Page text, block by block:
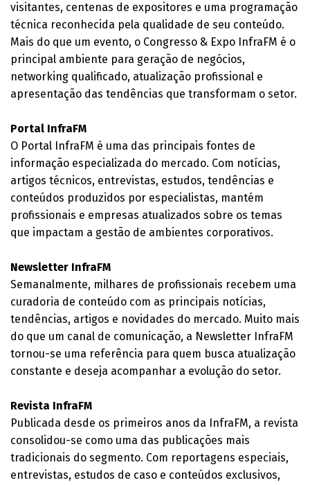
visitantes, centenas de expositores e uma programação
técnica reconhecida pela qualidade de seu conteúdo.
Mais do que um evento, o Congresso & Expo InfraFM é o
principal ambiente para geração de negócios,
networking qualificado, atualização profissional e
apresentação das tendências que transformam o setor.
Portal InfraFM
O Portal InfraFM é uma das principais fontes de
informação especializada do mercado. Com notícias,
artigos técnicos, entrevistas, estudos, tendências e
conteúdos produzidos por especialistas, mantém
profissionais e empresas atualizados sobre os temas
que impactam a gestão de ambientes corporativos.
Newsletter InfraFM
Semanalmente, milhares de profissionais recebem uma
curadoria de conteúdo com as principais notícias,
tendências, artigos e novidades do mercado. Muito mais
do que um canal de comunicação, a Newsletter InfraFM
tornou-se uma referência para quem busca atualização
constante e deseja acompanhar a evolução do setor.
Revista InfraFM
Publicada desde os primeiros anos da InfraFM, a revista
consolidou-se como uma das publicações mais
tradicionais do segmento. Com reportagens especiais,
entrevistas, estudos de caso e conteúdos exclusivos,